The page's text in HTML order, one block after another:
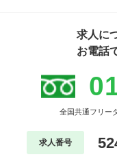
求人に
お電話
全国共通フリー
求人番号